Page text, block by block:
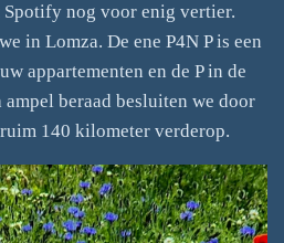
nog voor enig vertier.
in Lomza. De ene P4N P is een
appartementen en de P in de
beraad besluiten we door
140 kilometer verderop.